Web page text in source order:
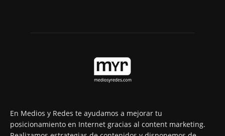
En Medios y Redes te ayudamos a mejorar tu
posicionamiento en Internet gracias al content marketing.